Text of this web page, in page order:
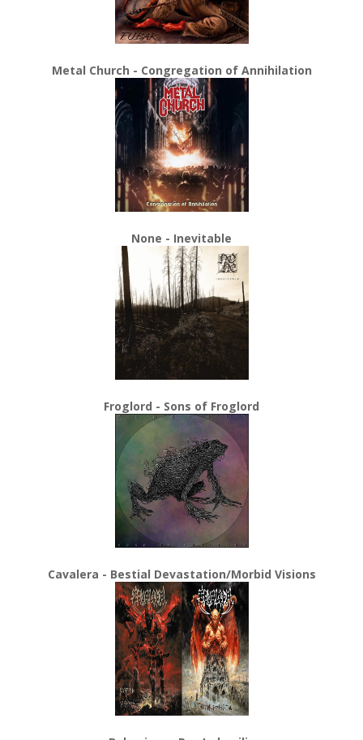
Metal Church - Congregation of Annihilation
None - Inevitable
Froglord - Sons of Froglord
Cavalera - Bestial Devastation/Morbid Visions